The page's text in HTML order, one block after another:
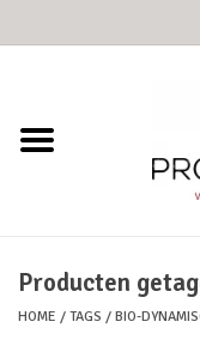
Cider
Producten
HOME / TAGS / BIO-